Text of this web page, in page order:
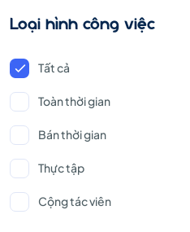
Loại hình công việc
Tất cả
Toàn thời gian
Bán thời gian
Thực tập
Cộng tác viên